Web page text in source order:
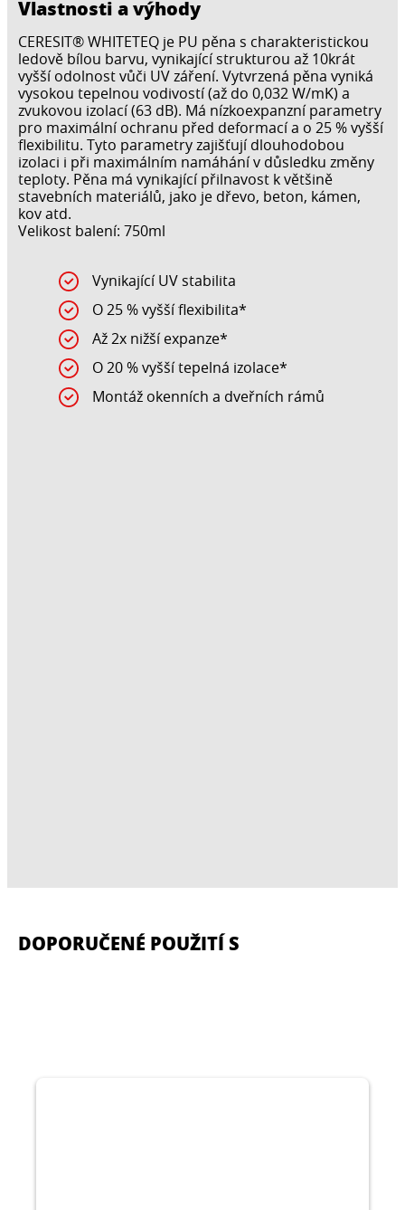
Vlastnosti a výhody
CERESIT® WHITETEQ je PU pěna s charakteristickou
ledově bílou barvu, vynikající strukturou až 10krát
vyšší odolnost vůči UV záření. Vytvrzená pěna vyniká
vysokou tepelnou vodivostí (až do 0,032 W/mK) a
zvukovou izolací (63 dB). Má nízkoexpanzní parametry
pro maximální ochranu před deformací a o 25 % vyšší
flexibilitu. Tyto parametry zajišťují dlouhodobou
izolaci i při maximálním namáhání v důsledku změny
teploty. Pěna má vynikající přilnavost k většině
stavebních materiálů, jako je dřevo, beton, kámen,
kov atd.
Velikost balení: 750ml
Vynikající UV stabilita
O 25 % vyšší flexibilita*
Až 2x nižší expanze*
O 20 % vyšší tepelná izolace*
Montáž okenních a dveřních rámů
DOPORUČENÉ POUŽITÍ S